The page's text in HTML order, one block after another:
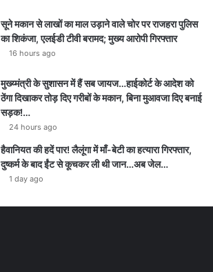
सूने मकान से लाखों का माल उड़ाने वाले चोर पर राजहरा पुलिस
का शिकंजा, एलईडी टीवी बरामद; मुख्य आरोपी गिरफ्तार
16 hours ago
मुख्य्मंत्री के सुशासन में हैं सब जायज…हाईकोर्ट के आदेश को
ठेंगा दिखाकर तोड़ दिए गरीबों के मकान, बिना मुआवजा दिए बनाई
सड़क!…
24 hours ago
हैवानियत की हदें पार! लैलूंगा में माँ-बेटी का हत्यारा गिरफ्तार,
दुष्कर्म के बाद ईंट से कूचकर ली थी जान…अब जेल…
1 day ago